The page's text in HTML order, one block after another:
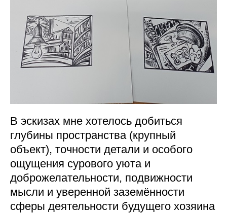
В эскизах мне хотелось добиться
глубины пространства (крупный
объект), точности детали и особого
ощущения сурового уюта и
доброжелательности, подвижности
мысли и уверенной заземённости
сферы деятельности будущего хозяина